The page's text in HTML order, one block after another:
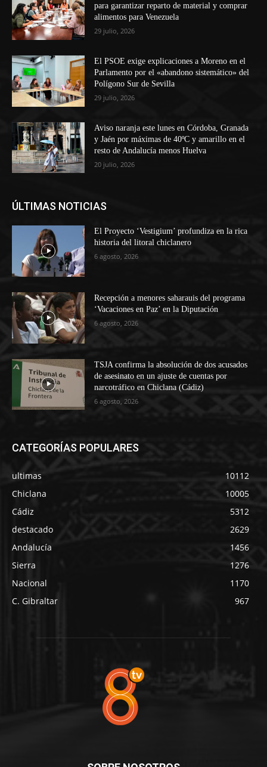
para garantizar reparto de material y comprar
alimentos para Venezuela
29 julio, 2026
El PSOE exige explicaciones a Moreno en el
Parlamento por el «abandono sistemático» del
Polígono Sur de Sevilla
29 julio, 2026
Aviso naranja este lunes en Córdoba, Granada
y Jaén por máximas de 40ºC y amarillo en el
resto de Andalucía menos Huelva
20 julio, 2026
ÚLTIMAS NOTICIAS
El Proyecto ‘Vestigium’ profundiza en la rica
historia del litoral chiclanero
6 agosto, 2026
Recepción a menores saharauis del programa
‘Vacaciones en Paz’ en la Diputación
6 agosto, 2026
TSJA confirma la absolución de dos acusados
de asesinato en un ajuste de cuentas por
narcotráfico en Chiclana (Cádiz)
6 agosto, 2026
CATEGORÍAS POPULARES
ultimas
10112
Chiclana
10005
Cádiz
5312
destacado
2629
Andalucía
1456
Sierra
1276
Nacional
1170
C. Gibraltar
967